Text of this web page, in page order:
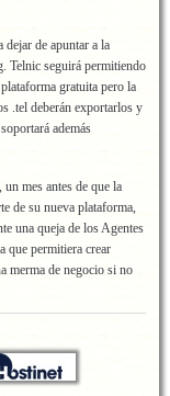
de apuntar a la
Telnic seguirá permitiendo
gratuita pero la
.tel deberán exportarlos y
además
mes antes de que la
de su nueva plataforma,
una queja de los Agentes
que permitiera crear
merma de negocio si no